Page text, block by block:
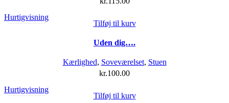
Hurtigvisning
Tilføj til kurv
Uden dig….
Kærlighed, Soveværelset, Stuen
kr.100.00
Hurtigvisning
Tilføj til kurv